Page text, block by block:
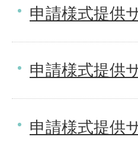
申請様式提供
申請様式提供
申請様式提供